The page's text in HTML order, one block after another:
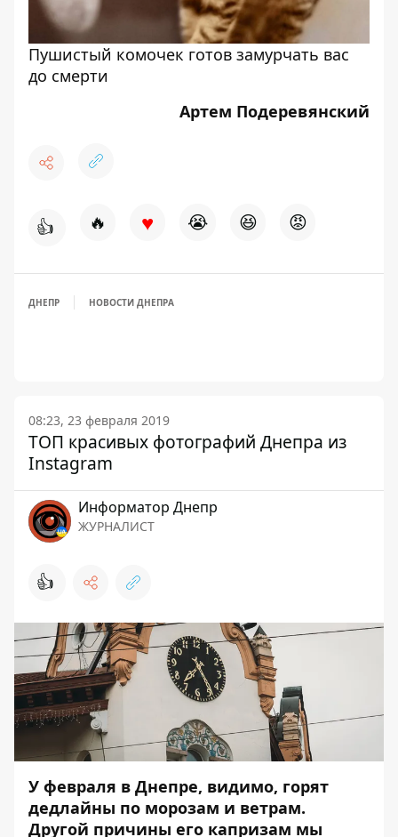
Пушистый комочек готов замурчать вас
до смерти
Артем Подеревянский
👍 🔥 ♥ 😭 😆 😡
ДНЕПР НОВОСТИ ДНЕПРА
08:23, 23 февраля 2019
ТОП красивых фотографий Днепра из
Instagram
Информатор Днепр
ЖУРНАЛИСТ
👍
У февраля в Днепре, видимо, горят
дедлайны по морозам и ветрам.
Другой причины его капризам мы